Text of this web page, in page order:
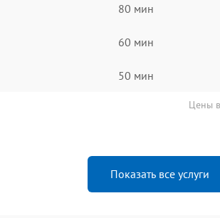
80 мин
60 мин
50 мин
Цены
Показать все услуги